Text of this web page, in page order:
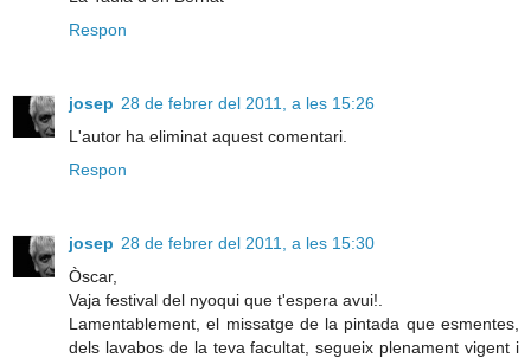
Respon
josep 28 de febrer del 2011, a les 15:26
L'autor ha eliminat aquest comentari.
Respon
josep 28 de febrer del 2011, a les 15:30
Òscar,
Vaja festival del nyoqui que t'espera avui!.
Lamentablement, el missatge de la pintada que esmentes,
dels lavabos de la teva facultat, segueix plenament vigent i